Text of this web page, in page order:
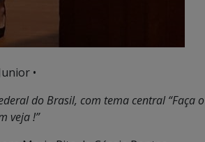
•
do Brasil, com tema central “Faça o
veja !”